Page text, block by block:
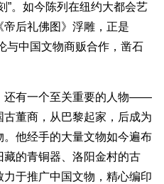
”。如今陈列在纽约大都会艺
后礼佛图》浮雕，正是
与中国文物商贩合作，凿石
有一个至关重要的人物——
董商，从巴黎起家，后成为
他经手的大量文物如今遍布
的青铜器、洛阳金村的古
于推广中国文物，精心编印